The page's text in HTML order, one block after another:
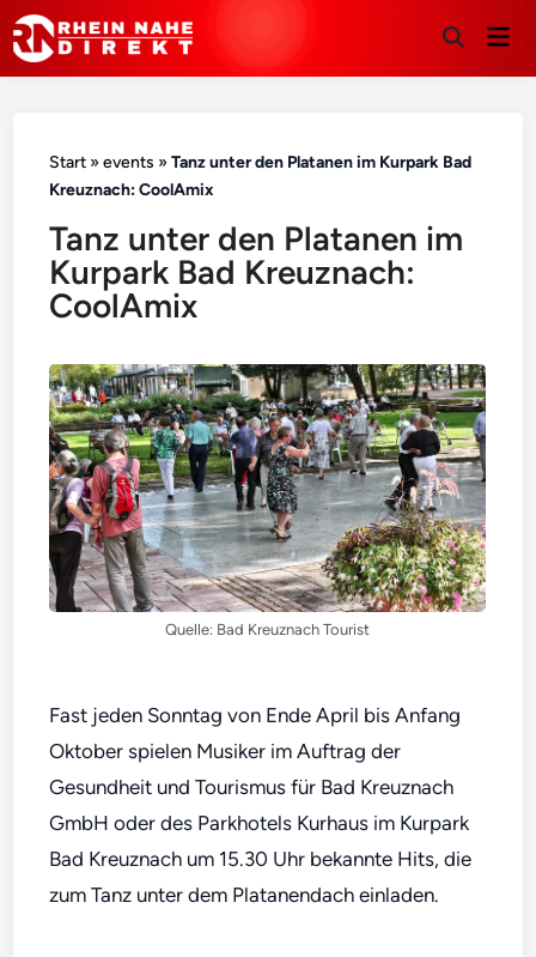
Suche
Start »events »Tanz unter den Platanen im Kurpark Bad
Kreuznach: CoolAmix
Tanz unter den Platanen im
Kurpark Bad Kreuznach:
CoolAmix
Quelle: Bad Kreuznach Tourist
Fast jeden Sonntag von Ende April bis Anfang
Oktober spielen Musiker im Auftrag der
Gesundheit und Tourismus für Bad Kreuznach
GmbH oder des Parkhotels Kurhaus im Kurpark
Bad Kreuznach um 15.30 Uhr bekannte Hits, die
zum Tanz unter dem Platanendach einladen.